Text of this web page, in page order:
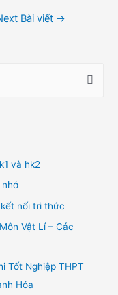
Bài viết →
và hk2
nhớ
nối tri thức
Vật Lí – Các
Tốt Nghiệp THPT
Hóa